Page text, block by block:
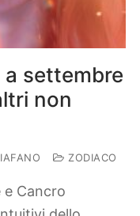
settembre
non
ZODIACO
e Cancro